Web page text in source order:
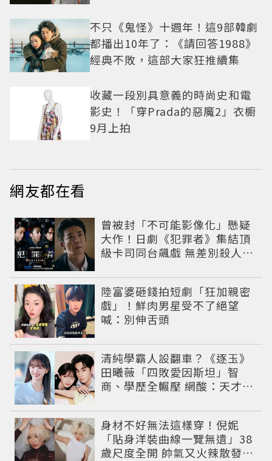
不只《鬼怪》十週年！這9部韓劇
都播出10年了：《請回答1988》
經典不敗，這部大家狂推續集
收藏一段別具意義的時尚史和電
影史！「穿Prada的惡魔2」衣櫥
9月上拍
網友都在看
曾被封「不可能影像化」懸疑
大作！日劇《犯罪者》集結頂
級卡司同台飆戲 無差別殺人案
陸富婆砸錢拍短劇「狂加親密
戲」！鮮肉男星受不了絕望
喊：別伸舌頭
清純學霸人設翻車？《逐玉》
田曦薇「四敗愛因斯坦」智
商、學歷全輾壓 網酸：天才全
身材不好無法這樣穿！倪妮
「貼身洋裝曲線一覽無遺」38
歲尺度全開 帥氣又火辣散發獨